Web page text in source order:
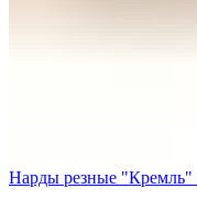
Нарды резные "Кремль"